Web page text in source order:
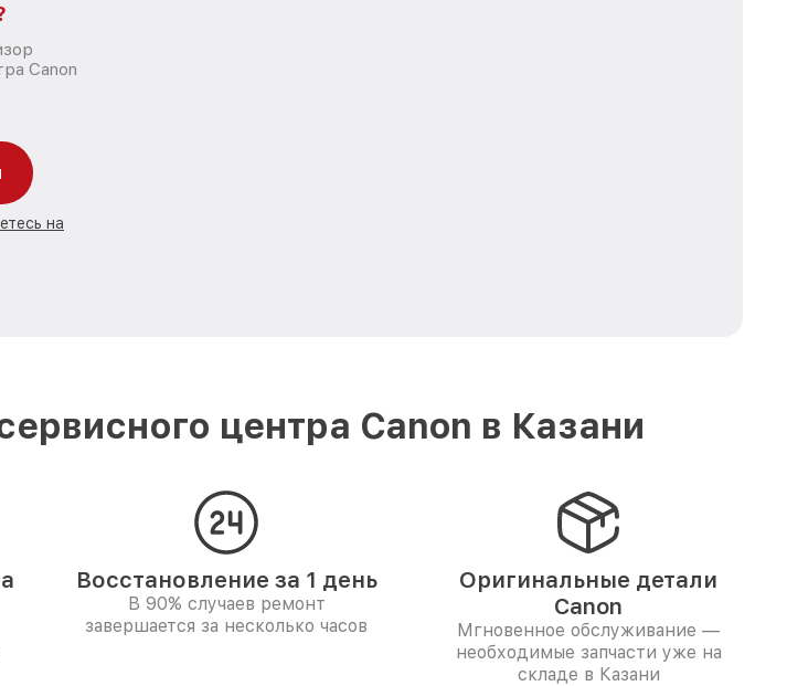
Canon
на
центра Canon в Казани
Восстановление за 1 день
В 90% случаев ремонт
завершается за несколько часов
Оригинальные детали
Canon
Мгновенное обслуживание —
необходимые запчасти уже на
складе в Казани